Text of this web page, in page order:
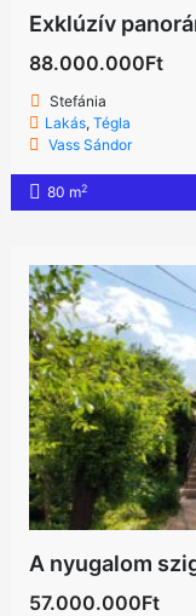
Exklúzív
88.000.000Ft
Stefánia
Lakás, Tégla
Vass Sándor
80 m2
A nyugalom
57.000.000Ft